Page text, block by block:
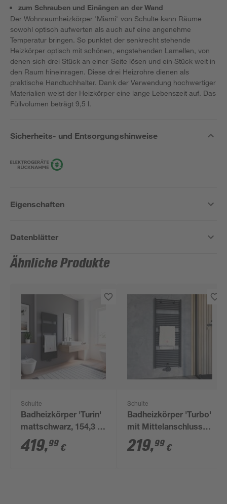
zum Schrauben und Einängen an der Wand
Der Wohnraumheizkörper 'Miami' von Schulte kann Räume
sowohl optisch aufwerten als auch auf eine angenehme
Temperatur bringen. So punktet der senkrecht stehende
Heizkörper optisch mit schönen, engstehenden Lamellen, von
denen sich drei Stück an einer Seite lösen und ein Stück weit in
den Raum hineinragen. Diese drei Heizrohre dienen als
praktische Handtuchhalter. Dank der Verwendung hochwertiger
Materialien weist der Heizkörper eine lange Lebenszeit auf. Das
Füllvolumen beträgt 9,5 l.
Sicherheits- und Entsorgungshinweise
Eigenschaften
Datenblätter
Ähnliche Produkte
Schulte
Badheizkörper 'Turin'
mattschwarz, 154,3 x
50,5 cm
419,99 €
Schulte
Badheizkörper 'Turbo'
mit Mittelanschluss,
mattschwarz 153,5 x
60 cm
219,99 €